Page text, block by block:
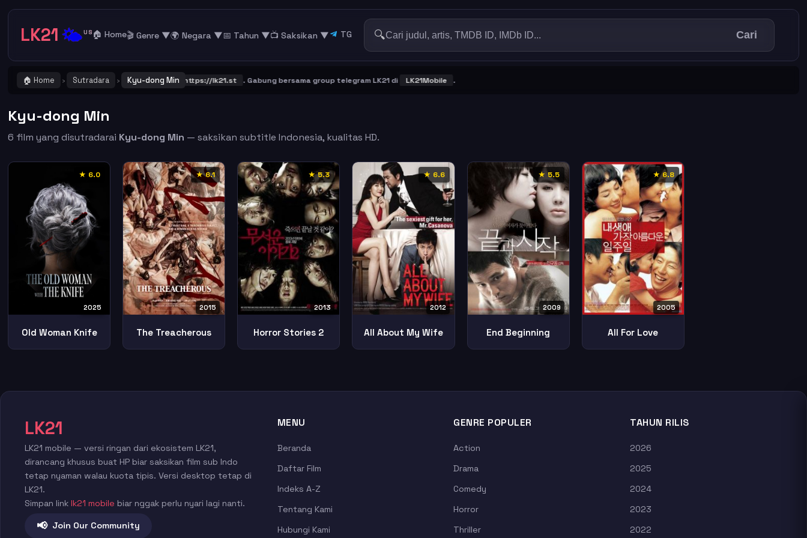
LK21🌤️US 🏠 Home🎬 Genre ▼🌍 Negara ▼📅 Tahun ▼📺 Saksikan ▼ TG 🔍 Cari
🏠 Home › Sutradara › Kyu-dong Min
! Catat dan Bookmark alamat URL LK21 https://lk21.st . Gabung bersama group telegram LK21 di LK21Mobile .
Kyu-dong Min
6 film yang disutradarai Kyu-dong Min — saksikan subtitle Indonesia, kualitas HD.
★ 6.0
2025
Old Woman Knife
★ 6.1
2015
The Treacherous
★ 5.3
2013
Horror Stories 2
★ 6.6
2012
All About My Wife
★ 5.5
2009
End Beginning
★ 6.8
2005
All For Love
LK21
LK21 mobile — versi ringan dari ekosistem LK21,
dirancang khusus buat HP biar saksikan film sub Indo
tetap nyaman walau kuota tipis. Versi desktop tetap di
LK21.
Simpan link lk21 mobile biar nggak perlu nyari lagi nanti.
📢 Join Our Community
MENU
Beranda
Daftar Film
Indeks A-Z
Tentang Kami
Hubungi Kami
GENRE POPULER
Action
Drama
Comedy
Horror
Thriller
TAHUN RILIS
2026
2025
2024
2023
2022